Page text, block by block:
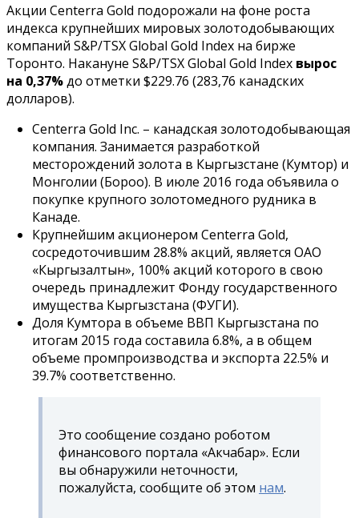
Акции Centerra Gold подорожали на фоне роста
индекса крупнейших мировых золотодобывающих
компаний S&P/TSX Global Gold Index на бирже
Торонто. Накануне S&P/TSX Global Gold Index вырос
на 0,37%до отметки $229.76 (283,76 канадских
долларов).
Centerra Gold Inc. – канадская золотодобывающая
компания. Занимается разработкой
месторождений золота в Кыргызстане (Кумтор) и
Монголии (Бороо). В июле 2016 года объявила о
покупке крупного золотомедного рудника в
Канаде.
Крупнейшим акционером Centerra Gold,
сосредоточившим 28.8% акций, является ОАО
«Кыргызалтын», 100% акций которого в свою
очередь принадлежит Фонду государственного
имущества Кыргызстана (ФУГИ).
Доля Кумтора в объеме ВВП Кыргызстана по
итогам 2015 года составила 6.8%, а в общем
объеме промпроизводства и экспорта 22.5% и
39.7% соответственно.
Это сообщение создано роботом
финансового портала «Акчабар». Если
вы обнаружили неточности,
пожалуйста, сообщите об этом нам.